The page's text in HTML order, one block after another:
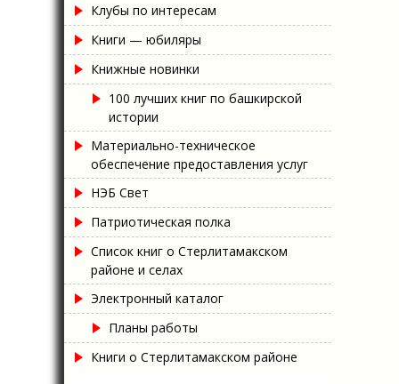
Клубы по интересам
Книги — юбиляры
Книжные новинки
100 лучших книг по башкирской
истории
Материально-техническое
обеспечение предоставления услуг
НЭБ Свет
Патриотическая полка
Список книг о Стерлитамакском
районе и селах
Электронный каталог
Планы работы
Книги о Стерлитамакском районе